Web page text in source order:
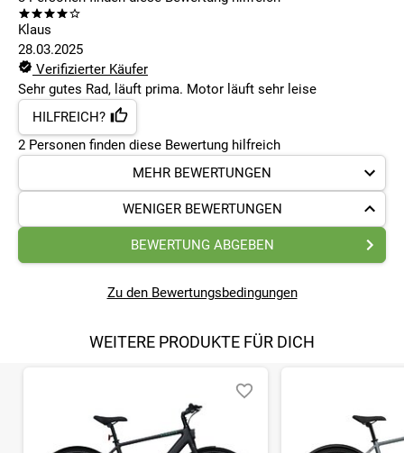
Klaus
28.03.2025
Verifizierter Käufer
Sehr gutes Rad, läuft prima. Motor läuft sehr leise
HILFREICH?
2 Personen finden diese Bewertung hilfreich
MEHR BEWERTUNGEN
WENIGER BEWERTUNGEN
BEWERTUNG ABGEBEN
Zu den Bewertungsbedingungen
WEITERE PRODUKTE FÜR DICH